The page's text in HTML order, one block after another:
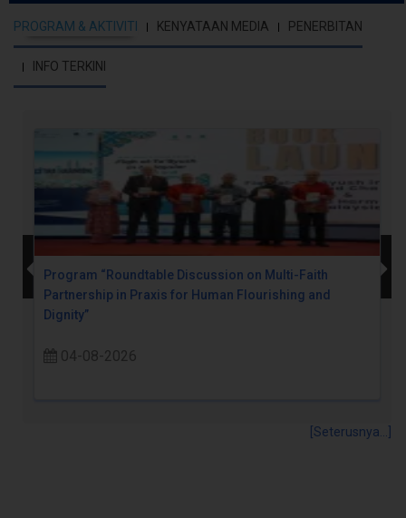
PROGRAM & AKTIVITI KENYATAAN MEDIA PENERBITAN
INFO TERKINI
Program “Roundtable Discussion on Multi-Faith
Partnership in Praxis for Human Flourishing and
Dignity”
04-08-2026
[Seterusnya...]